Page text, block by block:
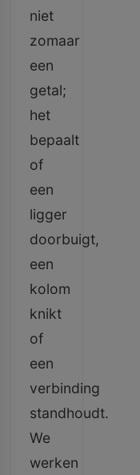
niet
zomaar
een
getal;
het
bepaalt
of
een
ligger
doorbuigt,
een
kolom
knikt
of
een
verbinding
standhoudt.
We
werken